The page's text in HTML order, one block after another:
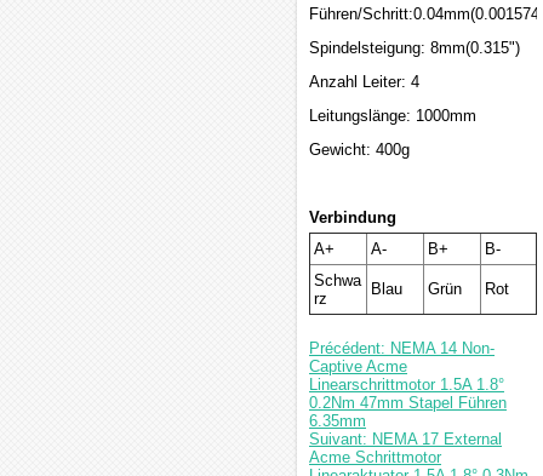
Führen/
Spindelsteigung: 8mm(0.315")
Anzahl Leiter: 4
Leitungslänge: 1000mm
Gewicht: 400g
Verbindung
A+
A- B+
B-
Schwa
rz
Blau Grün Rot
Précédent: NEMA 14 Non-
Captive Acme
Linearschrittmotor 1.5A 1.8°
0.2Nm 47mm Stapel Führen
6.35mm
Suivant: NEMA 17 External
Acme Schrittmotor